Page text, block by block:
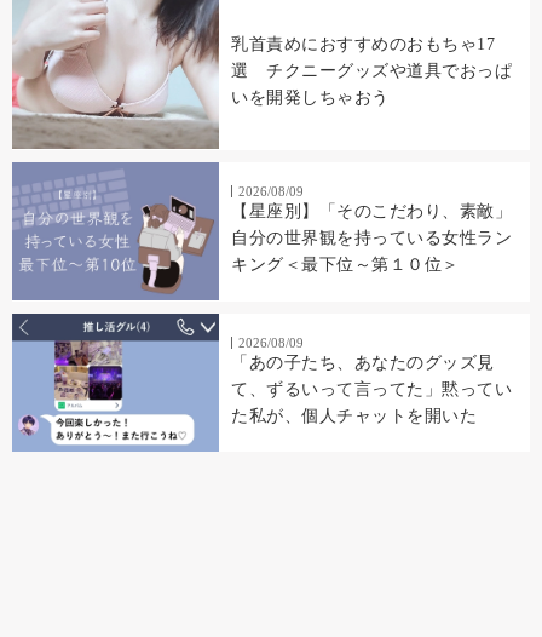
乳首責めにおすすめのおもちゃ17
選 チクニーグッズや道具でおっぱ
いを開発しちゃおう
2026/08/09
【星座別】「そのこだわり、素敵」
自分の世界観を持っている女性ラン
キング＜最下位～第１０位＞
2026/08/09
「あの子たち、あなたのグッズ見
て、ずるいって言ってた」黙ってい
た私が、個人チャットを開いた